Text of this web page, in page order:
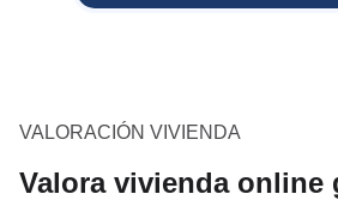
VALORACIÓN VIVIENDA
Valora vivienda online